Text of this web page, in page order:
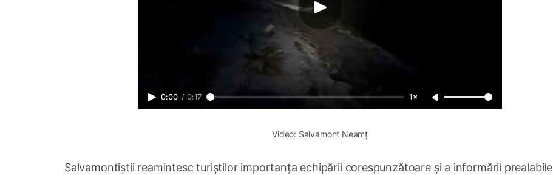
0:00 / 0:17 1×
Video: Salvamont Neamț
Salvamontiștii reamintesc turiștilor importanța echipării corespunzătoare și a informării prealabile